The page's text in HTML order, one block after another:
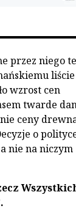
przez niego
liście
wzrost cen
twarde
ceny
o
nie na niczym